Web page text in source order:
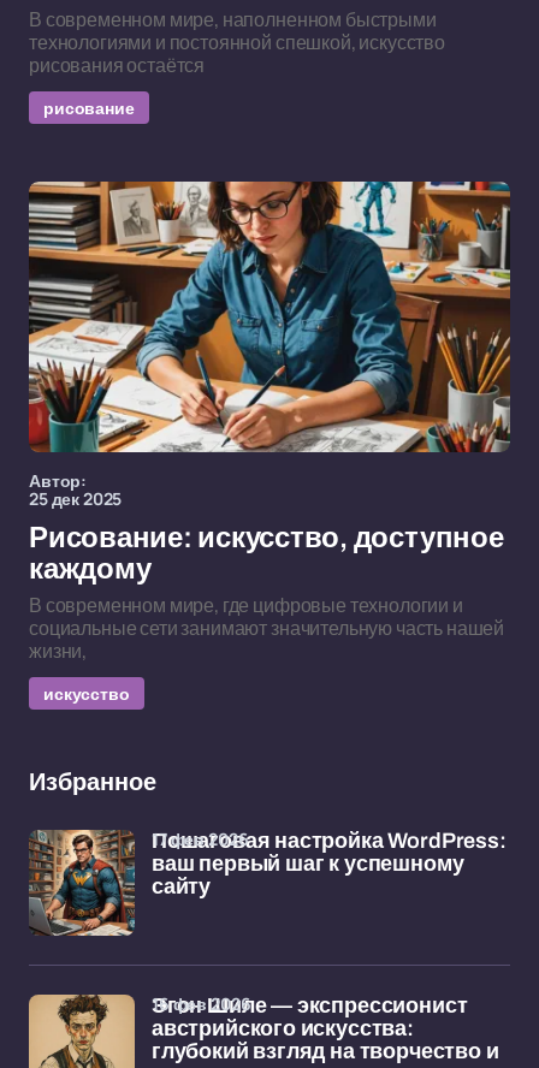
В современном мире, наполненном быстрыми
технологиями и постоянной спешкой, искусство
рисования остаётся
рисование
Автор:
25 дек 2025
Рисование: искусство, доступное
каждому
В современном мире, где цифровые технологии и
социальные сети занимают значительную часть нашей
жизни,
искусство
Избранное
Пошаговая настройка WordPress:
ваш первый шаг к успешному
сайту
17 фев 2026
Эгон Шиле — экспрессионист
австрийского искусства:
глубокий взгляд на творчество и
16 фев 2026